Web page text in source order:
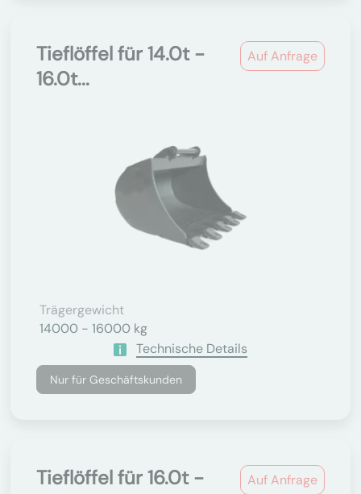
Auf Anfrage
Tieflöffel für 14.0t -
16.0t...
Trägergewicht
14000 - 16000 kg
Technische Details
Nur für Geschäftskunden
Auf Anfrage
Tieflöffel für 16.0t -